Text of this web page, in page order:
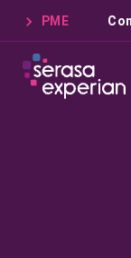
PME